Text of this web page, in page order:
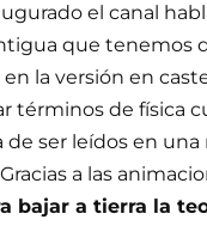
el canal
que tenemos
la versión en
términos de física
de ser leídos en una
a las
bajar a tierra la